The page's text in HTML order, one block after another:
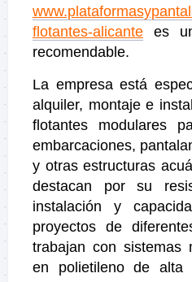
flotantes-alicante es
recomendable.
La empresa está
alquiler, montaje e
flotantes modulares
embarcaciones,
y otras estructuras
destacan por su
instalación y
proyectos de
trabajan con sistemas
en polietileno de alta